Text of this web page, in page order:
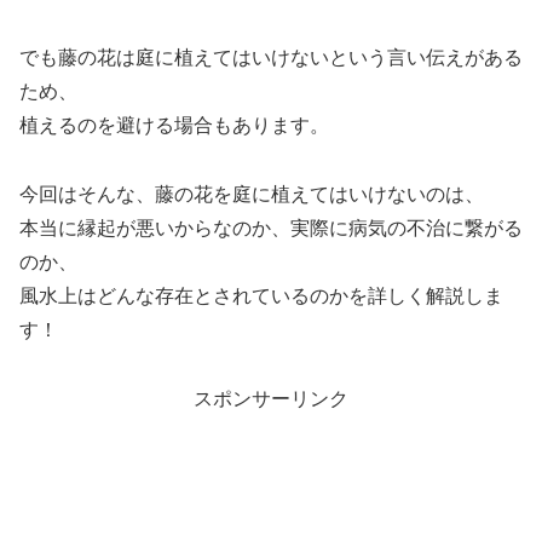
でも藤の花は庭に植えてはいけないという言い伝えがある
ため、
植えるのを避ける場合もあります。
今回はそんな、藤の花を庭に植えてはいけないのは、
本当に縁起が悪いからなのか、実際に病気の不治に繋がる
のか、
風水上はどんな存在とされているのかを詳しく解説しま
す！
スポンサーリンク